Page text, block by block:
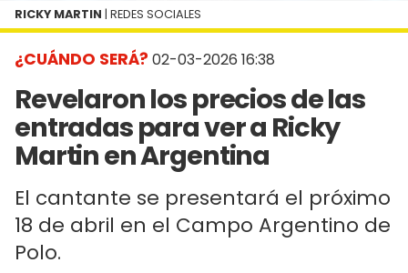
¿CUÁNDO SERÁ? 02-03-2026 16:38
Revelaron los precios de las
entradas para ver a Ricky
Martin en Argentina
El cantante se presentará el próximo
18 de abril en el Campo Argentino de
Polo.
RICKY MARTIN | REDES SOCIALES